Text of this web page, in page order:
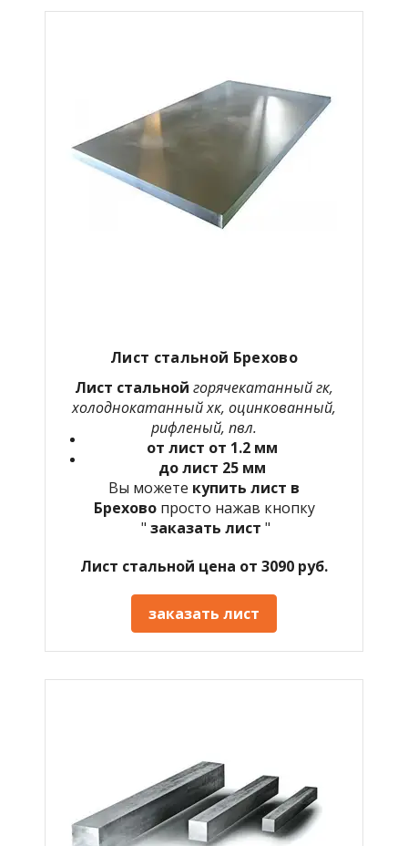
Лист стальной Брехово
Лист стальной горячекатанный гк,
холоднокатанный хк, оцинкованный,
рифленый, пвл.
от лист от 1.2 мм
до лист 25 мм
Вы можете купить лист в
Брехово просто нажав кнопку
" заказать лист "
Лист стальной цена от 3090 руб.
заказать лист